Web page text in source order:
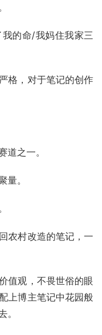
的命/我妈住我家三
格，对于笔记的创作
道之一。
量。
农村改造的笔记，一
值观，不畏世俗的眼
上博主笔记中花园般
。